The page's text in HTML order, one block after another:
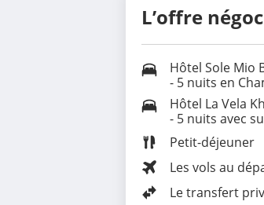
L’offre
Hôtel Sole Mio
- 5 nuits en
Hôtel La Vela
- 5 nuits avec
Petit-déjeuner
Les vols au
Le transfert